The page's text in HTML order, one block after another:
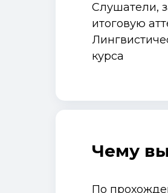
Слушатели,
итоговую
курса
Чему
По